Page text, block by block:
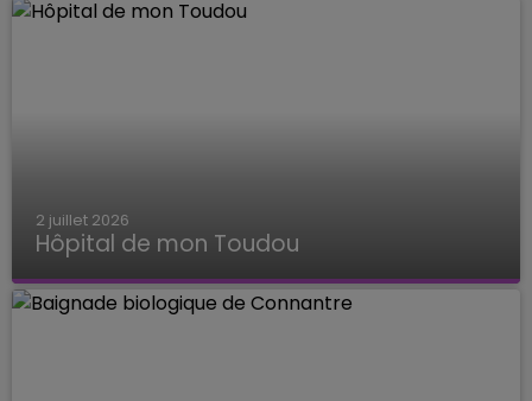
2 juillet 2026
Hôpital de mon Toudou
Hôpital de mon Toudou